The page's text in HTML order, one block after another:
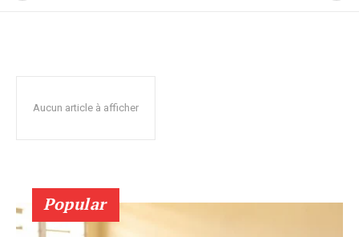
Aucun article à afficher
Popular